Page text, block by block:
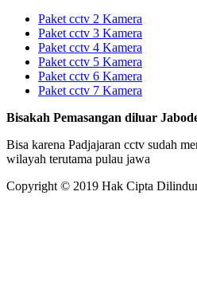
Paket cctv 2 Kamera
Paket cctv 3 Kamera
Paket cctv 4 Kamera
Paket cctv 5 Kamera
Paket cctv 6 Kamera
Paket cctv 7 Kamera
Bisakah Pemasangan diluar
Bisa karena Padjajaran cctv sudah
wilayah terutama pulau jawa
Copyright © 2019 Hak Cipta